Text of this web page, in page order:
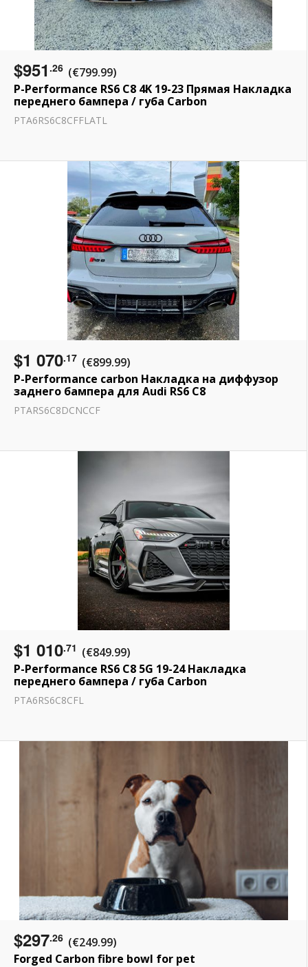
$951 .26 (€799.99)
P-Performance RS6 C8 4K 19-23 Прямая Накладка
переднего бампера / губа Carbon
PTA6RS6C8CFFLATL
$1 070.17 (€899.99)
P-Performance carbon Накладка на диффузор
заднего бампера для Audi RS6 C8
PTARS6C8DCNCCF
$1 010.71 (€849.99)
P-Performance RS6 C8 5G 19-24 Накладка
переднего бампера / губа Carbon
PTA6RS6C8CFL
$297.26 (€249.99)
Forged Carbon fibre bowl for pet